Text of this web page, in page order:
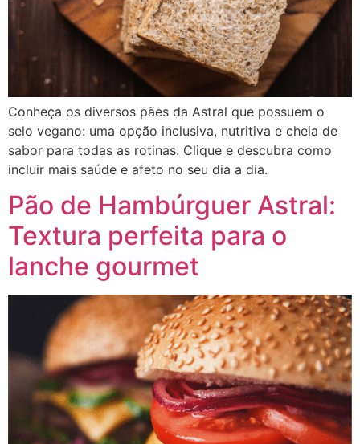
Conheça os diversos pães da Astral que possuem o
selo vegano: uma opção inclusiva, nutritiva e cheia de
sabor para todas as rotinas. Clique e descubra como
incluir mais saúde e afeto no seu dia a dia.
Pão de Hambúrguer Astral:
Textura perfeita para o
lanche gourmet